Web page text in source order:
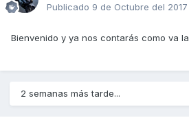
Publicado 9 de Octubre del 2017
Bienvenido y ya nos contarás como va la
2 semanas más tarde...